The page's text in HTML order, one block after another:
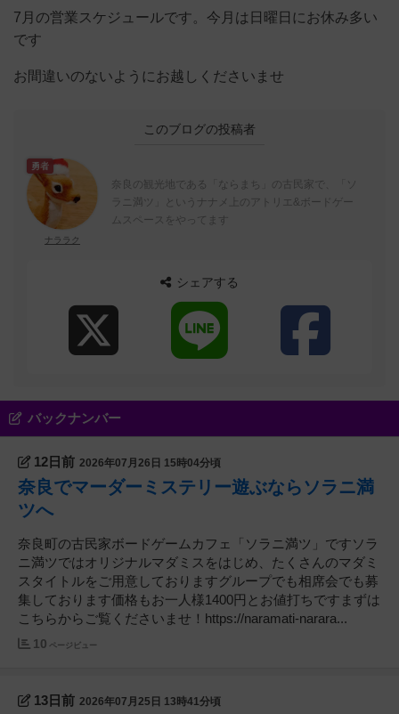
7月の営業スケジュールです。今月は日曜日にお休み多い
です
お間違いのないようにお越しくださいませ
このブログの投稿者
勇者
ナララク
奈良の観光地である「ならまち」の古民家で、「ソ
ラニ満ツ」というナナメ上のアトリエ&ボードゲー
ムスペースをやってます
シェアする
バックナンバー
12日前 2026年07月26日 15時04分頃
奈良でマーダーミステリー遊ぶならソラニ満
ツへ
奈良町の古民家ボードゲームカフェ「ソラニ満ツ」ですソラ
ニ満ツではオリジナルマダミスをはじめ、たくさんのマダミ
スタイトルをご用意しておりますグループでも相席会でも募
集しております価格もお一人様1400円とお値打ちですまずは
こちらからご覧くださいませ！https://naramati-narara...
10 ページビュー
13日前 2026年07月25日 13時41分頃